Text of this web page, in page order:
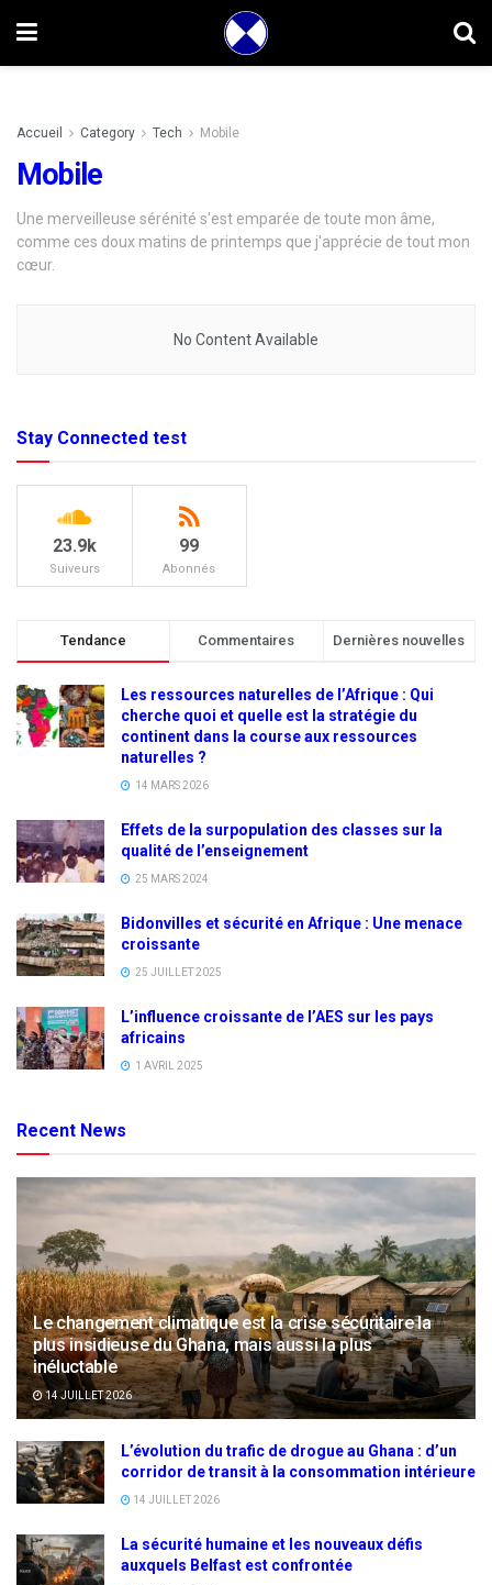
Accueil Category Tech Mobile
Mobile
Une merveilleuse sérénité s'est emparée de toute mon âme,
comme ces doux matins de printemps que j'apprécie de tout mon
cœur.
No Content Available
Stay Connected test
23.9k
Suiveurs
99
Abonnés
Tendance Commentaires Dernières nouvelles
Les ressources naturelles de l’Afrique : Qui
cherche quoi et quelle est la stratégie du
continent dans la course aux ressources
naturelles ?
14 MARS 2026
Effets de la surpopulation des classes sur la
qualité de l’enseignement
25 MARS 2024
Bidonvilles et sécurité en Afrique : Une menace
croissante
25 JUILLET 2025
L’influence croissante de l’AES sur les pays
africains
1 AVRIL 2025
Recent News
Le changement climatique est la crise sécuritaire la
plus insidieuse du Ghana, mais aussi la plus
inéluctable
14 JUILLET 2026
L’évolution du trafic de drogue au Ghana : d’un
corridor de transit à la consommation intérieure
14 JUILLET 2026
La sécurité humaine et les nouveaux défis
auxquels Belfast est confrontée